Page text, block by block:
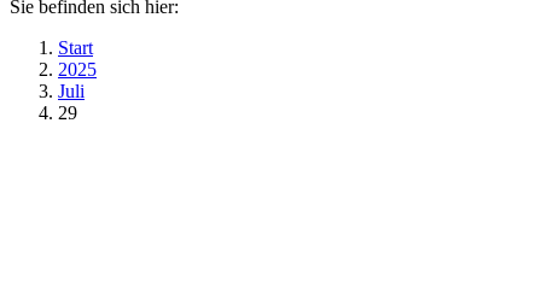
Sie befinden sich hier:
Start
2025
Juli
29